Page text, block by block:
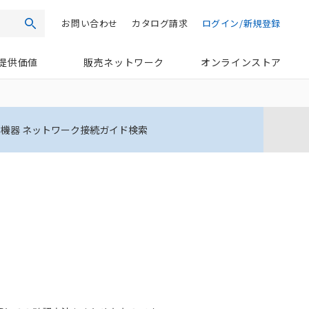
検索 ログイン/新規登録
カタログ請求
お問い合わせ
供価値 販売ネットワーク オンラインストア
器 ネットワーク接続ガイド検索